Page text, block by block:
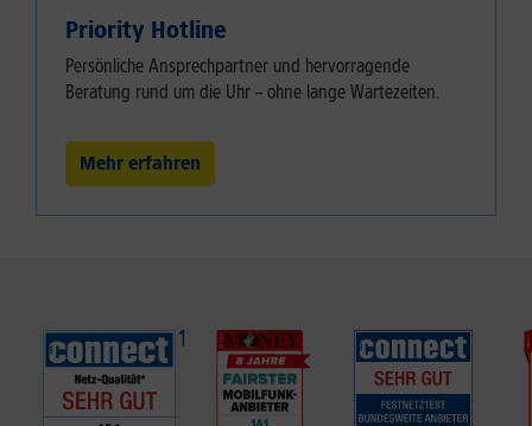
Priority Hotline
Persönliche Ansprechpartner und hervorragende
Beratung rund um die Uhr – ohne lange Wartezeiten.
Mehr erfahren